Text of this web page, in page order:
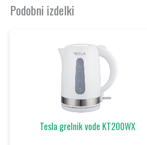
Podobni izdelki
Tesla grelnik vode KT200WX